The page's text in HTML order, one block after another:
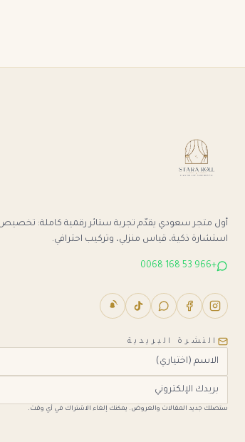
أول متجر سعودي يقدّم تجربة ستائر رقمية كاملة: تخصيص
استشارة ذكية، قياس منزلي، وتركيب احترافي.
+966 53 168 0068
النشرة البريدية
ستصلك جديد المقالات والعروض. يمكنك إلغاء الاشتراك في أي وقت.